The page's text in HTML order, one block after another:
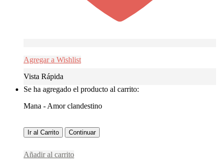
Agregar a Wishlist
Vista Rápida
Se ha agregado el producto al carrito:
Mana - Amor clandestino
Ir al Carrito Continuar
Añadir al carrito